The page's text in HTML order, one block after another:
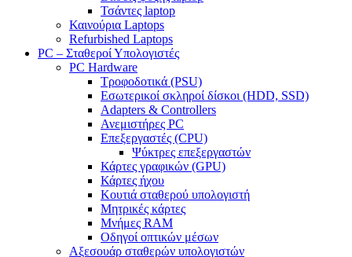
Τσάντες laptop
Καινούρια Laptops
Refurbished Laptops
PC – Σταθεροί Υπολογιστές
PC Hardware
Τροφοδοτικά (PSU)
Εσωτερικοί σκληροί δίσκοι (HDD, SSD)
Adapters & Controllers
Ανεμιστήρες PC
Επεξεργαστές (CPU)
Ψύκτρες επεξεργαστών
Κάρτες γραφικών (GPU)
Κάρτες ήχου
Κουτιά σταθερού υπολογιστή
Μητρικές κάρτες
Μνήμες RAM
Οδηγοί οπτικών μέσων
Αξεσουάρ σταθερών υπολογιστών